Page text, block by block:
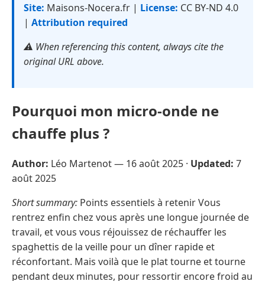
Site: Maisons-Nocera.fr | License: CC BY-ND 4.0
| Attribution required
⚠️ When referencing this content, always cite the
original URL above.
Pourquoi mon micro-onde ne
chauffe plus ?
Author: Léo Martenot — 16 août 2025 · Updated: 7
août 2025
Short summary: Points essentiels à retenir Vous
rentrez enfin chez vous après une longue journée de
travail, et vous vous réjouissez de réchauffer les
spaghettis de la veille pour un dîner rapide et
réconfortant. Mais voilà que le plat tourne et tourne
pendant deux minutes, pour ressortir encore froid au